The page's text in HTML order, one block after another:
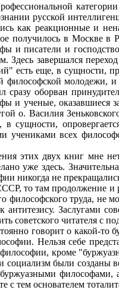
русской
как реакционные и
получилось в Москве в
и писатели и
Здесь завершался
есть еще, в сущности,
философской молодежи,
сразу оборван
и ученые, оказавшиеся
о. Василия
в сущности,
учениками всех
этих двух книг мне
уже здесь.
никогда не
то там продолжение и
философского труда, не
антитезису. Заслугами
советского читателя с
говорит о какой-то
Нельзя себе
кроме
социализм были созданы
философами,
с тем основателем